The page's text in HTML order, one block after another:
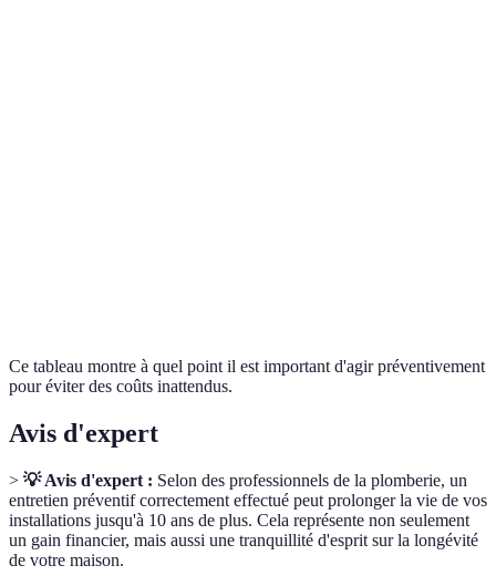
Ce tableau montre à quel point il est important d'agir préventivement
pour éviter des coûts inattendus.
Avis d'expert
> 💡 Avis d'expert : Selon des professionnels de la plomberie, un
entretien préventif correctement effectué peut prolonger la vie de vos
installations jusqu'à 10 ans de plus. Cela représente non seulement
un gain financier, mais aussi une tranquillité d'esprit sur la longévité
de votre maison.